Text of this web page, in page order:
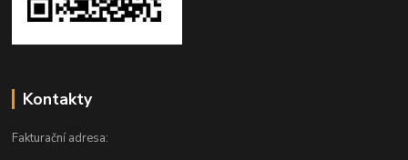
Kontakty
Fakturační adresa: